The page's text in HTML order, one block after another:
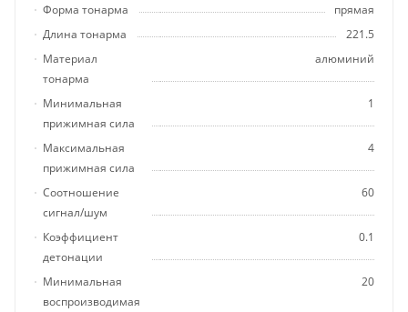
Форма тонарма
прямая
Длина тонарма
221.5
Материал
тонарма
алюминий
Минимальная
прижимная сила
1
Максимальная
прижимная сила
4
Соотношение
сигнал/шум
60
Коэффициент
детонации
0.1
Минимальная
воспроизводимая
20